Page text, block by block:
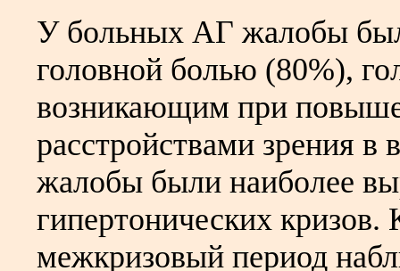
У больных АГ жалобы
головной болью (80%),
возникающим при
расстройствами зрения
жалобы были наиболее
гипертонических
межкризовый период